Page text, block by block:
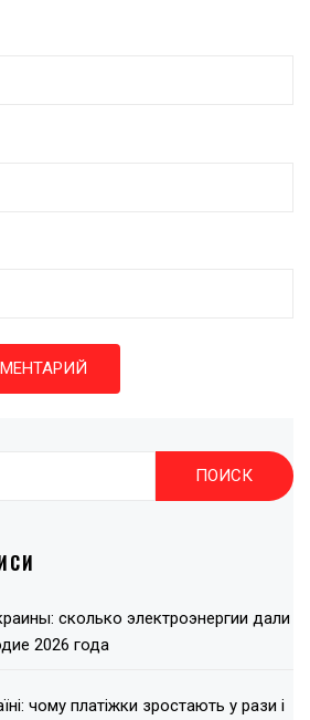
сколько электроэнергии дали
2026 года
чому платіжки зростають у рази і